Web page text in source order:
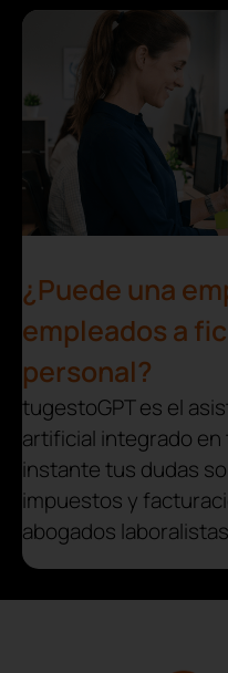
¿Puede una
empleados a
personal?
tugestoGPT es el
artificial integrado
instante tus dudas
impuestos y
abogados